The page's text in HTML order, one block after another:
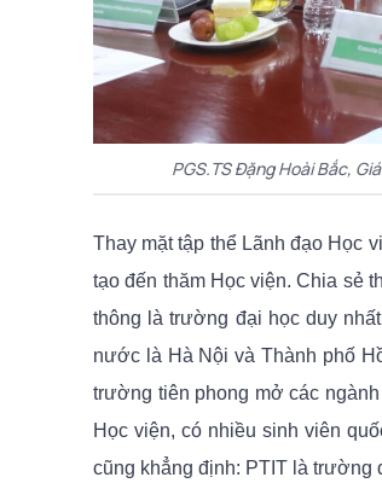
PGS.TS Đặng Hoài Bắc,
Thay mặt tập thể Lãnh đạo Học
tạo đến thăm Học viện. Chia sẻ
thông là trường đại học duy
nước là Hà Nội và Thành phố
trường tiên phong mở các
Học viện, có nhiều sinh viên
cũng khẳng định: PTIT là trường